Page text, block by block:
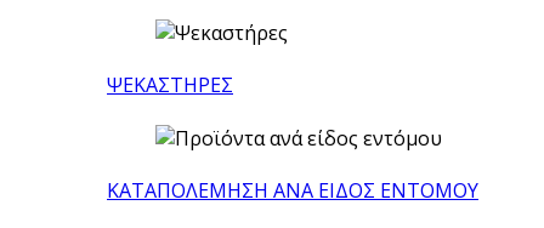
ΨΕΚΑΣΤΗΡΕΣ
ΚΑΤΑΠΟΛΕΜΗΣΗ ΑΝΑ ΕΙΔΟΣ ΕΝΤΟΜΟΥ